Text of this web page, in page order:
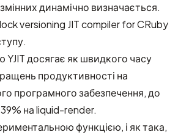
динамічно визначається.
versioning JIT compiler for CRuby
YJIT досягає як швидкого часу
продуктивності на
програмного забезпечення, до
на liquid-render.
функцією, і як така,